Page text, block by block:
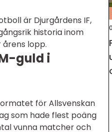
är Djurgårdens IF,
historia inom
lopp.
guld i
för Allsvenskan
som hade flest poäng
vunna matcher och